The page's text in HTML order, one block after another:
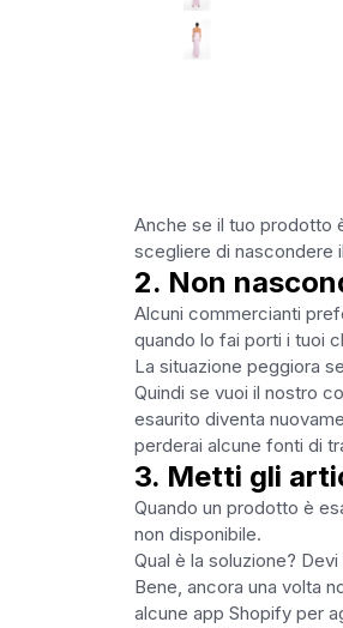
Anche se il tuo prodotto
scegliere di nascondere
2. Non
Alcuni commercianti
quando lo fai porti i tuoi
La situazione peggiora
Quindi se vuoi il nostro
esaurito diventa
perderai alcune fonti di
3. Metti gli
Quando un prodotto è
non disponibile.
Qual è la soluzione?
Bene, ancora una volta
alcune app Shopify per